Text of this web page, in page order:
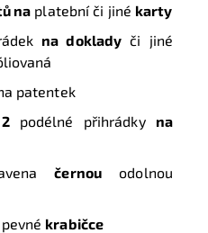
na platební či jiné karty
na doklady či jiné
patentek
2podélné přihrádky na
černou odolnou
krabičce